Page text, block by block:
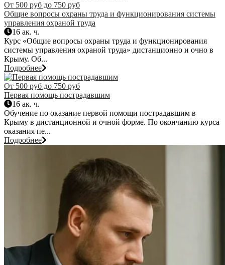
От 500 руб до 750 руб
Общие вопросы охраны труда и функционирования системы
управления охраной труда
16 ак. ч.
Курс «Общие вопросы охраны труда и функционирования
системы управления охраной труда» дистанционно и очно в
Крыму. Об...
Подробнее
От 500 руб до 750 руб
Первая помощь пострадавшим
16 ак. ч.
Обучение по оказание первой помощи пострадавшим в
Крыму в дистанционной и очной форме. По окончанию курса
оказания пе...
Подробнее